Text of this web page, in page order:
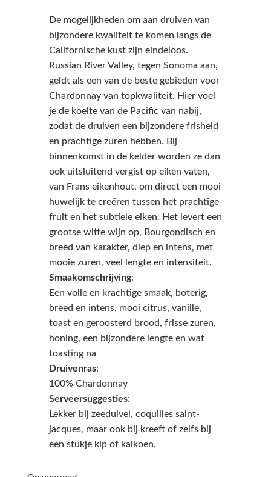
De mogelijkheden om aan druiven van
bijzondere kwaliteit te komen langs de
Californische kust zijn eindeloos.
Russian River Valley, tegen Sonoma aan,
geldt als een van de beste gebieden voor
Chardonnay van topkwaliteit. Hier voel
je de koelte van de Pacific van nabij,
zodat de druiven een bijzondere frisheid
en prachtige zuren hebben. Bij
binnenkomst in de kelder worden ze dan
ook uitsluitend vergist op eiken vaten,
van Frans eikenhout, om direct een mooi
huwelijk te creëren tussen het prachtige
fruit en het subtiele eiken. Het levert een
grootse witte wijn op, Bourgondisch en
breed van karakter, diep en intens, met
mooie zuren, veel lengte en intensiteit.
Smaakomschrijving:
Een volle en krachtige smaak, boterig,
breed en intens, mooi citrus, vanille,
toast en geroosterd brood, frisse zuren,
honing, een bijzondere lengte en wat
toasting na
Druivenras:
100% Chardonnay
Serveersuggesties:
Lekker bij zeeduivel, coquilles saint-
jacques, maar ook bij kreeft of zelfs bij
een stukje kip of kalkoen.